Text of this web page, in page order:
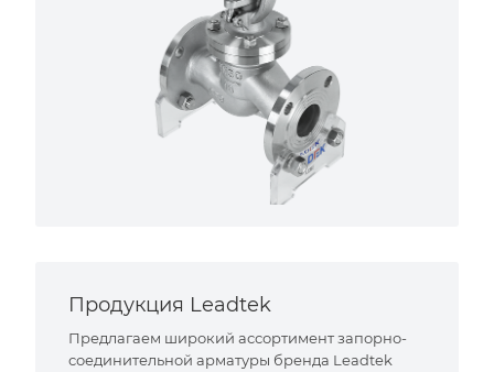
Продукция Leadtek
Предлагаем широкий ассортимент запорно-
соединительной арматуры бренда Leadtek